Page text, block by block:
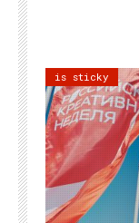
is sticky